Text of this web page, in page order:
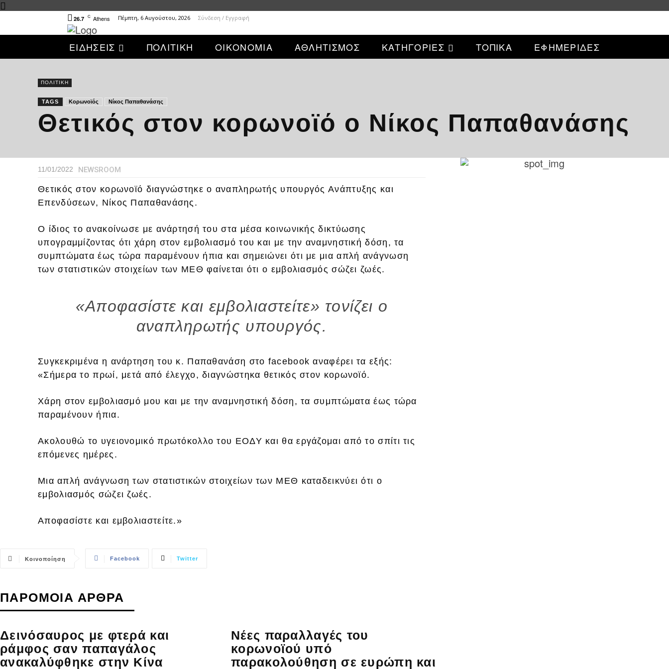
26.7 C Athens Πέμπτη, 6 Αυγούστου, 2026 Σύνδεση / Εγγραφή
ΕΙΔΗΣΕΙΣ ΠΟΛΙΤΙΚΗ ΟΙΚΟΝΟΜΙΑ ΑΘΛΗΤΙΣΜΟΣ ΚΑΤΗΓΟΡΙΕΣ ΤΟΠΙΚΑ ΕΦΗΜΕΡΙΔΕΣ
ΠΟΛΙΤΙΚΗ
TAGS Κορωνοϊός Νίκος Παπαθανάσης
Θετικός στον κορωνοϊό ο Νίκος Παπαθανάσης
11/01/2022 NEWSROOM
Θετικός στον κορωνοϊό διαγνώστηκε ο αναπληρωτής υπουργός Ανάπτυξης και
Επενδύσεων, Νίκος Παπαθανάσης.
Ο ίδιος το ανακοίνωσε με ανάρτησή του στα μέσα κοινωνικής δικτύωσης
υπογραμμίζοντας ότι χάρη στον εμβολιασμό του και με την αναμνηστική δόση, τα
συμπτώματα έως τώρα παραμένουν ήπια και σημειώνει ότι με μια απλή ανάγνωση
των στατιστικών στοιχείων των ΜΕΘ φαίνεται ότι ο εμβολιασμός σώζει ζωές.
«Αποφασίστε και εμβολιαστείτε» τονίζει ο
αναπληρωτής υπουργός.
Συγκεκριμένα η ανάρτηση του κ. Παπαθανάση στο facebook αναφέρει τα εξής:
«Σήμερα το πρωί, μετά από έλεγχο, διαγνώστηκα θετικός στον κορωνοϊό.
Χάρη στον εμβολιασμό μου και με την αναμνηστική δόση, τα συμπτώματα έως τώρα
παραμένουν ήπια.
Ακολουθώ το υγειονομικό πρωτόκολλο του ΕΟΔΥ και θα εργάζομαι από το σπίτι τις
επόμενες ημέρες.
Μια απλή ανάγνωση των στατιστικών στοιχείων των ΜΕΘ καταδεικνύει ότι ο
εμβολιασμός σώζει ζωές.
Αποφασίστε και εμβολιαστείτε.»
Κοινοποίηση Facebook Twitter
ΠΑΡΟΜΟΙΑ ΑΡΘΡΑ
Δεινόσαυρος με φτερά και
ράμφος σαν παπαγάλος
ανακαλύφθηκε στην Κίνα
Νέες παραλλαγές του
κορωνοϊού υπό
παρακολούθηση σε ευρώπη και